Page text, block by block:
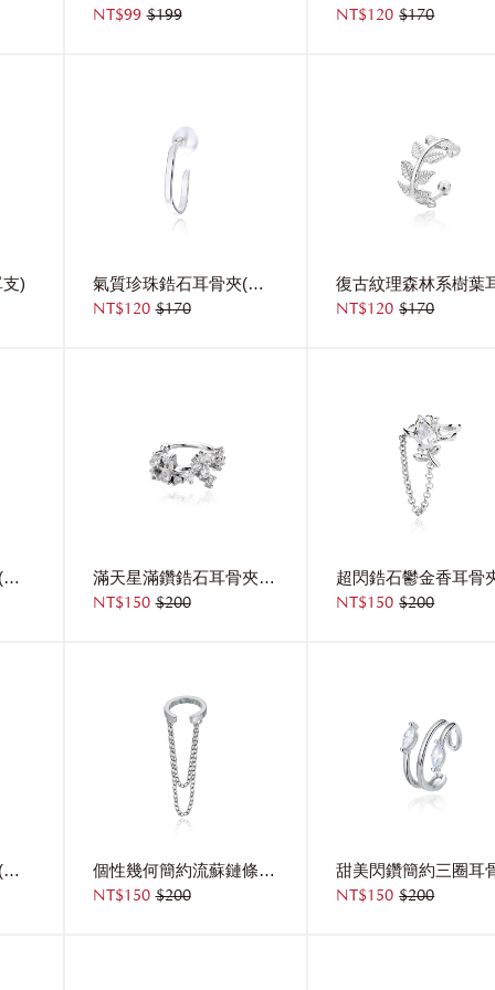
NT$99 $199 NT$120 $170
) 氣質珍珠鋯石耳骨夾(單支)
NT$120 $170 NT$120 $170
天使惡魔之翼耳骨夾(單支) 滿天星滿鑽鋯石耳骨夾(單支)
NT$150 $200 NT$150 $200
復古簡約鋯石耳骨夾(單支) 個性幾何簡約流蘇鏈條耳骨夾(單支)
NT$150 $200 NT$150 $200